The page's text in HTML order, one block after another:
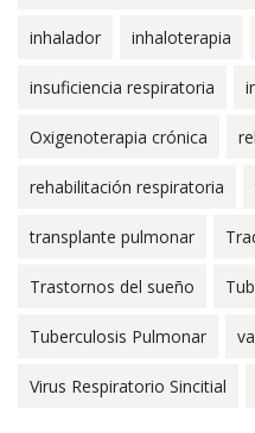
inhalador inhaloterapia
insuficiencia respiratoria
Oxigenoterapia crónica
rehabilitación respiratoria
transplante pulmonar
Trastornos del sueño
Tuberculosis Pulmonar
Virus Respiratorio Sincitial